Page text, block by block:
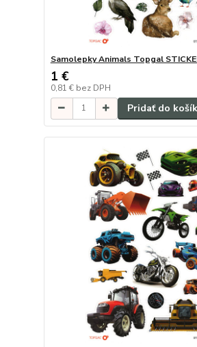
Samolepky Animals Topgal
1 €
0,81 € bez DPH
Pridať do